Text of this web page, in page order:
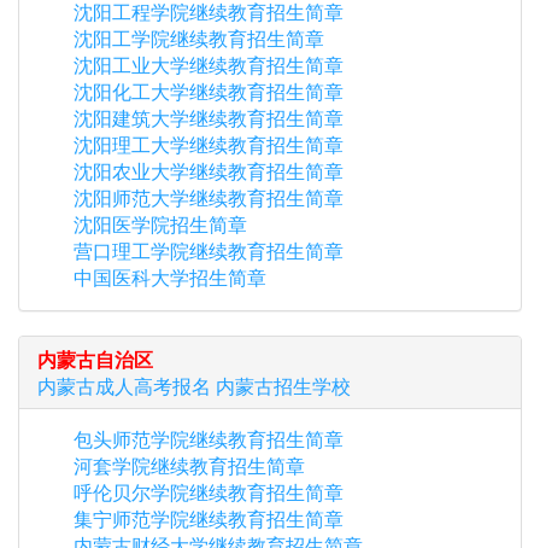
沈阳工程学院继续教育招生简章
沈阳工学院继续教育招生简章
沈阳工业大学继续教育招生简章
沈阳化工大学继续教育招生简章
沈阳建筑大学继续教育招生简章
沈阳理工大学继续教育招生简章
沈阳农业大学继续教育招生简章
沈阳师范大学继续教育招生简章
沈阳医学院招生简章
营口理工学院继续教育招生简章
中国医科大学招生简章
内蒙古自治区
内蒙古成人高考报名 内蒙古招生学校
包头师范学院继续教育招生简章
河套学院继续教育招生简章
呼伦贝尔学院继续教育招生简章
集宁师范学院继续教育招生简章